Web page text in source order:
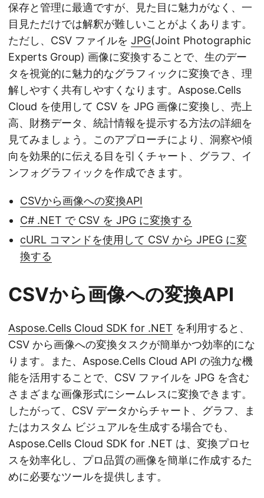
保存と管理に最適ですが、見た目に魅力がなく、一
目見ただけでは解釈が難しいことがよくあります。
ただし、CSV ファイルを JPG(Joint Photographic
Experts Group) 画像に変換することで、生のデー
タを視覚的に魅力的なグラフィックに変換でき、理
解しやすく共有しやすくなります。Aspose.Cells
Cloud を使用して CSV を JPG 画像に変換し、売上
高、財務データ、統計情報を提示する方法の詳細を
見てみましょう。このアプローチにより、洞察や傾
向を効果的に伝える目を引くチャート、グラフ、イ
ンフォグラフィックを作成できます。
CSVから画像への変換API
C# .NET で CSV を JPG に変換する
cURL コマンドを使用して CSV から JPEG に変
換する
CSVから画像への変換API
Aspose.Cells Cloud SDK for .NET を利用すると、
CSV から画像への変換タスクが簡単かつ効率的にな
ります。また、Aspose.Cells Cloud API の強力な機
能を活用することで、CSV ファイルを JPG を含む
さまざまな画像形式にシームレスに変換できます。
したがって、CSV データからチャート、グラフ、ま
たはカスタム ビジュアルを生成する場合でも、
Aspose.Cells Cloud SDK for .NET は、変換プロセ
スを効率化し、プロ品質の画像を簡単に作成するた
めに必要なツールを提供します。